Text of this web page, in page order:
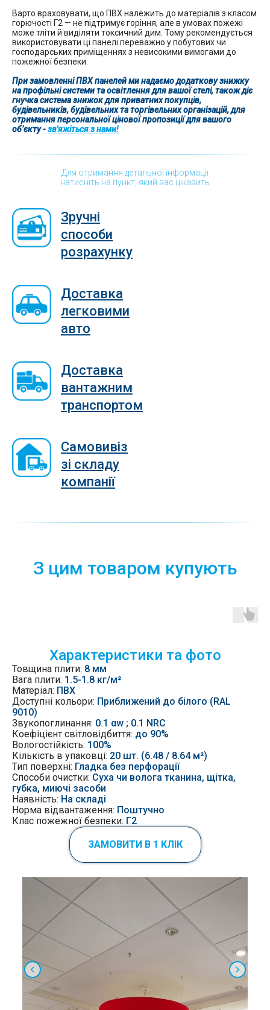
Варто враховувати, що ПВХ належить до матеріалів з класом
горючості Г2 — не підтримує горіння, але в умовах пожежі
може тліти й виділяти токсичний дим. Тому рекомендується
використовувати ці панелі переважно у побутових чи
господарських приміщеннях з невисокими вимогами до
пожежної безпеки.
При замовленні ПВХ панелей ми надаємо додаткову знижку
на профільні системи та освітлення для вашої стелі, також діє
гнучка система знижок для приватних покупців,
будівельників, будівельних та торгівельних організацій, для
отримання персональної цінової пропозиції для вашого
обʼєкту -зв'яжіться з нами!
Для отримання детальної інформації
натисніть на пункт, який вас цікавить
Зручні
способи
розрахунку
Доставка
легковими
авто
Доставка
вантажним
транспортом
Самовивіз
зі складу
компанії
З цим товаром купують
Характеристики та фото
Товщина плити: 8 мм
Вага плити: 1.5-1.8 кг/м²
Матеріал: ПВХ
Доступні кольори: Приближений до білого (RAL
9010)
Звукопоглинання: 0.1 αw ; 0.1 NRC
Коефіцієнт світловідбиття: до 90%
Вологостійкість: 100%
Кількість в упаковці: 20 шт. (6.48 / 8.64 м²)
Тип поверхні: Гладка без перфорації
Способи очистки: Суха чи волога тканина, щітка,
губка, миючі засоби
Наявність: На складі
Норма відвантаження: Поштучно
Клас пожежної безпеки: Г2
ЗАМОВИТИ В 1 КЛІК